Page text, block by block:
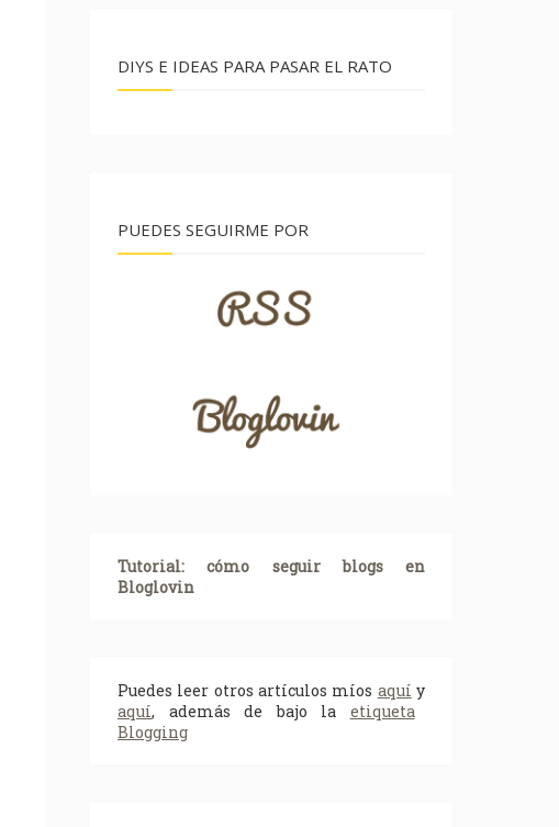
DIYS E IDEAS PARA PASAR EL RATO
PUEDES SEGUIRME POR
Tutorial: cómo seguir blogs en
Bloglovin
Puedes leer otros artículos míos aquí y
aquí, además de bajo la etiqueta
Blogging